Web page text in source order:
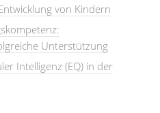
von Kindern
Unterstützung
Intelligenz (EQ) in der